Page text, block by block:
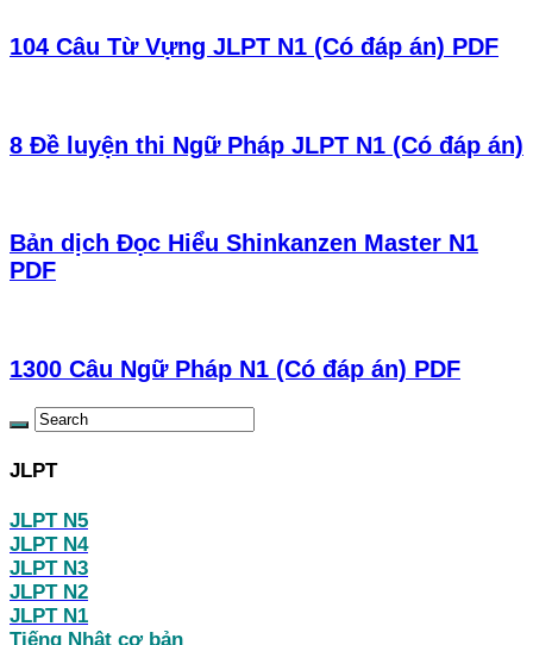
104 Câu Từ Vựng JLPT N1 (Có đáp án) PDF
8 Đề luyện thi Ngữ Pháp JLPT N1 (Có đáp án)
Bản dịch Đọc Hiểu Shinkanzen Master N1
PDF
1300 Câu Ngữ Pháp N1 (Có đáp án) PDF
JLPT
JLPT N5
JLPT N4
JLPT N3
JLPT N2
JLPT N1
Tiếng Nhật cơ bản